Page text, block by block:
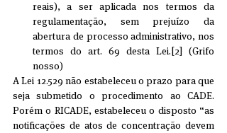
reais), a ser aplicada nos termos da
regulamentação, sem prejuízo da
abertura de processo administrativo, nos
termos do art. 69 desta Lei.[2] (Grifo
nosso)
A Lei 12.529 não estabeleceu o prazo para que
seja submetido o procedimento ao CADE.
Porém o RICADE, estabeleceu o disposto “as
notificações de atos de concentração devem